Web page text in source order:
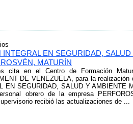
EN SEGURIDAD,
MATURÍN
cita en el Centro de Formación
DE VENEZUELA, para la
EN SEGURIDAD, SALUD Y AMBIENTE
obrero de la empresa
recibió las actualizaciones de ...